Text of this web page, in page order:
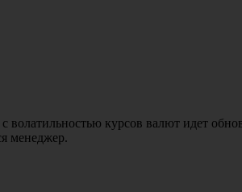
волатильностью курсов валют идет
менеджер.